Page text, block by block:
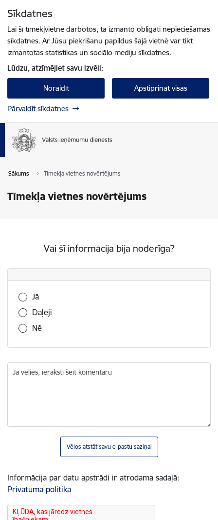
Sīkdatnes
Lai šī tīmekļvietne darbotos, tā izmanto obligāti nepieciešamās
sīkdatnes. Ar Jūsu piekrišanu papildus šajā vietnē var tikt
izmantotas statistikas un sociālo mediju sīkdatnes.
Lūdzu, atzīmējiet savu izvēli:
Noraidīt Apstiprināt visas
Pārvaldīt sīkdatnes
Sākums Tīmekļa vietnes novērtējums
Tīmekļa vietnes novērtējums
Vai šī informācija bija noderīga?
Vai šī informācija bija noderīga?
Jā
Daļēji
Nē
Ja vēlies, ieraksti šeit komentāru
Vēlos atstāt savu e-pastu saziņai
Informācija par datu apstrādi ir atrodama sadaļā:
Privātuma politika